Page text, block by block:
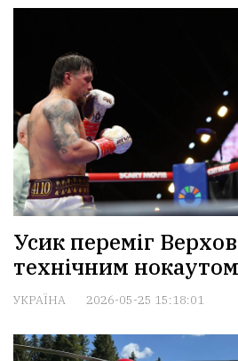
Усик переміг
технічним нокаутом
УКРАЇНА 2026-05-25 15:18:01